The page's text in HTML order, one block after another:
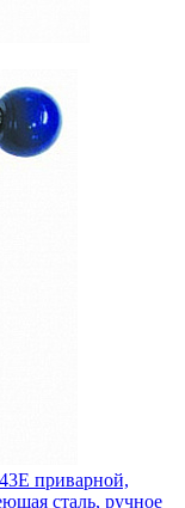
приварной,
сталь, ручное